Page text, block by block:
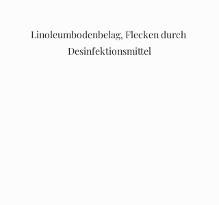
Linoleumbodenbelag, Flecken durch
Desinfektionsmittel